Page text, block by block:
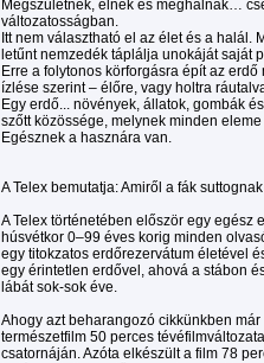
Megszületnek, élnek és meghalnak…
változatosságban.
Itt nem választható el az élet és a halál.
letűnt nemzedék táplálja unokáját saját
Erre a folytonos körforgásra épít az
ízlése szerint – élőre, vagy holtra
Egy erdő... növények, állatok, gombák
szőtt közössége, melynek minden
Egésznek a hasznára van.
A Telex bemutatja: Amiről a fák
A Telex történetében először egy egész
húsvétkor 0–99 éves korig minden
egy titokzatos erdőrezervátum életével
egy érintetlen erdővel, ahová a stábon
lábát sok-sok éve.
Ahogy azt beharangozó cikkünkben
természetfilm 50 perces
csatornáján. Azóta elkészült a film 78